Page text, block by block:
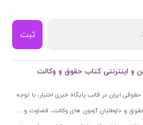
ثبت
و اینترنتی کتاب حقوق و وکالت
ایران در قالب پایگاه خبری اختبار، با توجه
و داوطلبان آزمون های وکالت، قضاوت و ...